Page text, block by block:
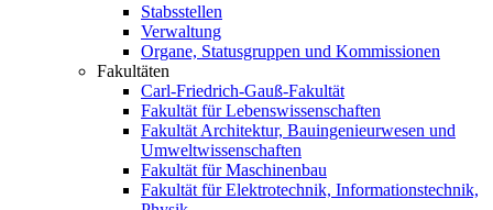
Stabsstellen
Verwaltung
Organe, Statusgruppen und Kommissionen
Fakultäten
Carl-Friedrich-Gauß-Fakultät
Fakultät für Lebenswissenschaften
Fakultät Architektur, Bauingenieurwesen und
Umweltwissenschaften
Fakultät für Maschinenbau
Fakultät für Elektrotechnik, Informationstechnik,